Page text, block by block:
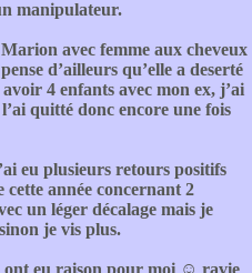
manipulateur.
avec femme aux cheveux
d’ailleurs qu’elle a deserté
4 enfants avec mon ex, j’ai
quitté donc encore une fois
eu plusieurs retours positifs
cette année concernant 2
un léger décalage mais je
je vis plus.
ont eu raison pour moi ☺️ ravie